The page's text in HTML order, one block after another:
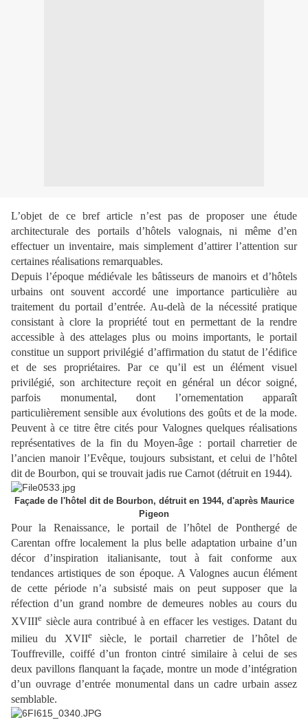
L’objet de ce bref article n’est pas de proposer une étude
architecturale des portails d’hôtels valognais, ni même d’en
effectuer un inventaire, mais simplement d’attirer l’attention sur
certaines réalisations remarquables.
Depuis l’époque médiévale les bâtisseurs de manoirs et d’hôtels
urbains ont souvent accordé une importance particulière au
traitement du portail d’entrée. Au-delà de la nécessité pratique
consistant à clore la propriété tout en permettant de la rendre
accessible à des attelages plus ou moins importants, le portail
constitue un support privilégié d’affirmation du statut de l’édifice
et de ses propriétaires. Par ce qu’il est un élément visuel
privilégié, son architecture reçoit en général un décor soigné,
parfois monumental, dont l’ornementation apparaît
particulièrement sensible aux évolutions des goûts et de la mode.
Peuvent à ce titre être cités pour Valognes quelques réalisations
représentatives de la fin du Moyen-âge : portail charretier de
l’ancien manoir l’Evêque, toujours subsistant, et celui de l’hôtel
dit de Bourbon, qui se trouvait jadis rue Carnot (détruit en 1944).
Façade de l'hôtel dit de Bourbon, détruit en 1944, d'après Maurice
Pigeon
Pour la Renaissance, le portail de l’hôtel de Ponthergé de
Carentan offre localement la plus belle adaptation urbaine d’un
décor d’inspiration italianisante, tout à fait conforme aux
tendances artistiques de son époque. A Valognes aucun élément
de cette période n’a subsisté mais on peut supposer que la
réfection d’un grand nombre de demeures nobles au cours du
XVIIIe siècle aura contribué à en effacer les vestiges. Datant du
milieu du XVIIesiècle, le portail charretier de l’hôtel de
Touffreville, coiffé d’un fronton cintré similaire à celui de ses
deux pavillons flanquant la façade, montre un mode d’intégration
d’un ouvrage d’entrée monumental dans un cadre urbain assez
semblable.